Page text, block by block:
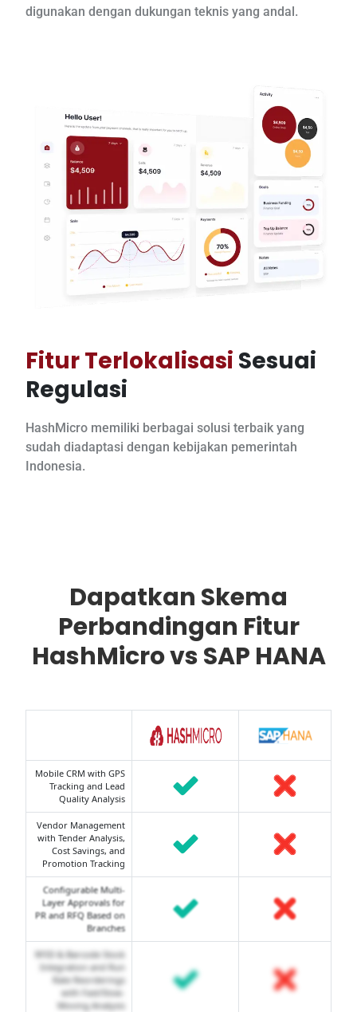
digunakan dengan dukungan teknis yang andal.
Fitur Terlokalisasi Sesuai
Regulasi
HashMicro memiliki berbagai solusi terbaik yang
sudah diadaptasi dengan kebijakan pemerintah
Indonesia.
Dapatkan Skema
Perbandingan Fitur
HashMicro vs SAP HANA
Mobile CRM with GPS
Tracking and Lead
Quality Analysis
Vendor Management
with Tender Analysis,
Cost Savings, and
Promotion Tracking
Configurable Multi-
Layer Approvals for
PR and RFQ Based on
Branches
RFID & Barcode Stock
Integration and Run
Rate Reorderings
with Fast/Slow-
Moving Analysis